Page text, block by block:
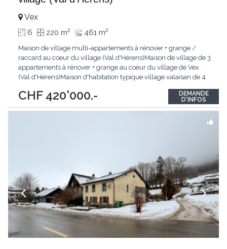
CHF 420'000.-
Vex
6 220 m2 461 m2
Maison de village multi-appartements à rénover + grange /
raccard au coeur du village (Val d'Hérens)Maison de village de 3
appartements à rénover + grange au coeur du village de Vex
(Val d'Hérens)Maison d'habitation typique village valaisan de 4
ainsi que d'une grange indépendante avec fort potentiel de
transformation.1. Maison multi-appartements...
DEMANDE
D'INFOS